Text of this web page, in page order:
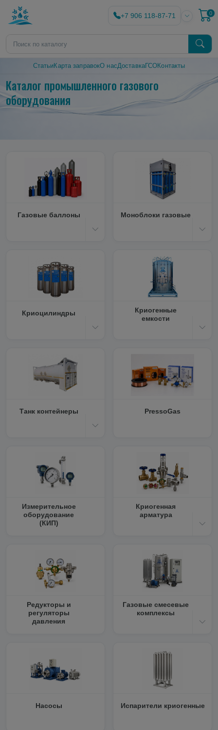
+7 906 118-87-71 0
СтатьиКарта заправокО насДоставкаГСОКонтакты
Каталог промышленного газового
оборудования
Газовые баллоны Моноблоки газовые
Криоцилиндры
Криогенные
емкости
Танк контейнеры PressoGas
Измерительное
оборудование
(КИП)
Криогенная
арматура
Редукторы и
регуляторы
давления
Газовые смесевые
комплексы
Насосы Испарители криогенные